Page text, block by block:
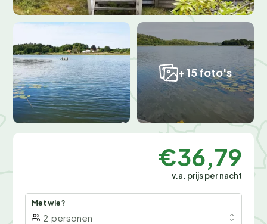
+ 15 foto's
€36,79
v.a. prijs per nacht
Met wie?
2 personen